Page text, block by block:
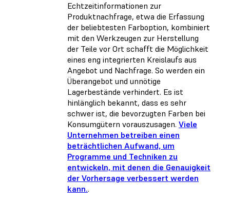
Echtzeitinformationen zur
Produktnachfrage, etwa die Erfassung
der beliebtesten Farboption, kombiniert
mit den Werkzeugen zur Herstellung
der Teile vor Ort schafft die Möglichkeit
eines eng integrierten Kreislaufs aus
Angebot und Nachfrage. So werden ein
Überangebot und unnötige
Lagerbestände verhindert. Es ist
hinlänglich bekannt, dass es sehr
schwer ist, die bevorzugten Farben bei
Konsumgütern vorauszusagen. Viele
Unternehmen betreiben einen
beträchtlichen Aufwand, um
Programme und Techniken zu
entwickeln, mit denen die Genauigkeit
der Vorhersage verbessert werden
kann..